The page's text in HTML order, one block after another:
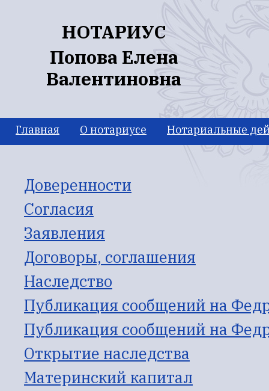
Перейти к основному содержанию
НОТАРИУС
Попова Елена
Валентиновна
Главная О нотариусе Нотариальные
Доверенности
Согласия
Заявления
Договоры, соглашения
Наследство
Публикация сообщений на
Публикация сообщений на
Открытие наследства
Материнский капитал